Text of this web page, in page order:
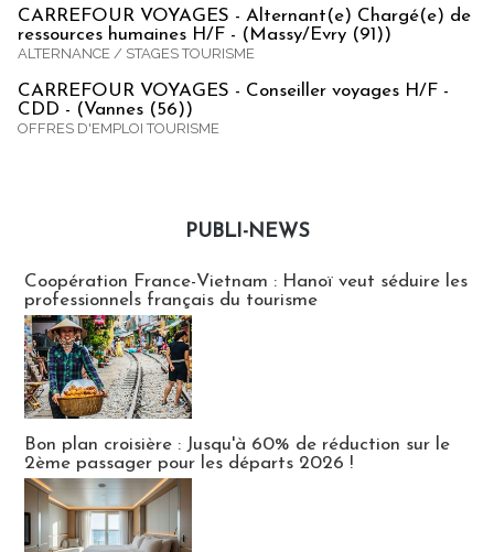
CARREFOUR VOYAGES - Alternant(e) Chargé(e) de
ressources humaines H/F - (Massy/Evry (91))
ALTERNANCE / STAGES TOURISME
CARREFOUR VOYAGES - Conseiller voyages H/F -
CDD - (Vannes (56))
OFFRES D'EMPLOI TOURISME
PUBLI-NEWS
Coopération France-Vietnam : Hanoï veut séduire les
professionnels français du tourisme
Bon plan croisière : Jusqu'à 60% de réduction sur le
2ème passager pour les départs 2026 !